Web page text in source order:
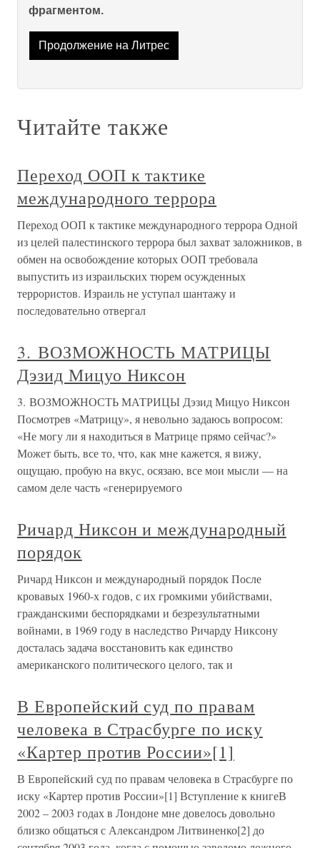
фрагментом.
Продолжение на Литрес
Читайте также
Переход ООП к тактике
международного террора
Переход ООП к тактике международного террора Одной
из целей палестинского террора был захват заложников, в
обмен на освобождение которых ООП требовала
выпустить из израильских тюрем осужденных
террористов. Израиль не уступал шантажу и
последовательно отвергал
3. ВОЗМОЖНОСТЬ МАТРИЦЫ
Дэзид Мицуо Никсон
3. ВОЗМОЖНОСТЬ МАТРИЦЫ Дэзид Мицуо Никсон
Посмотрев «Матрицу», я невольно задаюсь вопросом:
«Не могу ли я находиться в Матрице прямо сейчас?»
Может быть, все то, что, как мне кажется, я вижу,
ощущаю, пробую на вкус, осязаю, все мои мысли — на
самом деле часть «генерируемого
Ричард Никсон и международный
порядок
Ричард Никсон и международный порядок После
кровавых 1960-х годов, с их громкими убийствами,
гражданскими беспорядками и безрезультатными
войнами, в 1969 году в наследство Ричарду Никсону
досталась задача восстановить как единство
американского политического целого, так и
В Европейский суд по правам
человека в Страсбурге по иску
«Картер против России»[1]
В Европейский суд по правам человека в Страсбурге по
иску «Картер против России»[1] Вступление к книгеВ
2002 – 2003 годах в Лондоне мне довелось довольно
близко общаться с Александром Литвиненко[2] до